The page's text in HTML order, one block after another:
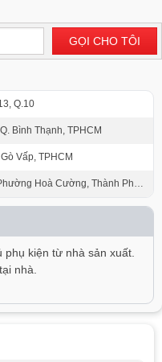
GỌI CHO TÔI
Q.10
Bình Thạnh, TPHCM
Vấp, TPHCM
Hoà Cường, Thành Phố
kiện từ nhà sản xuất.
nhà.